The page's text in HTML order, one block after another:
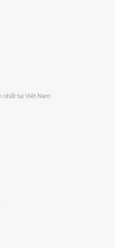
nhất tại Việt Nam